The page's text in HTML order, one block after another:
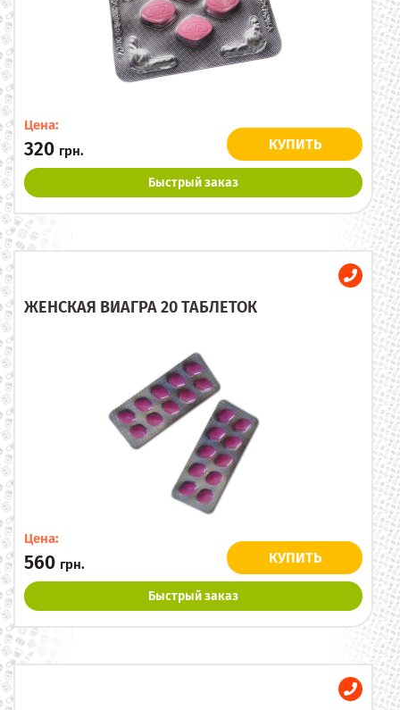
Цена:
320 грн. КУПИТЬ
Быстрый заказ
ЖЕНСКАЯ ВИАГРА 20 ТАБЛЕТОК
Цена:
560 грн. КУПИТЬ
Быстрый заказ